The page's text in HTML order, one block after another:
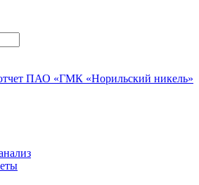
ПАО «ГМК «Норильский никель»